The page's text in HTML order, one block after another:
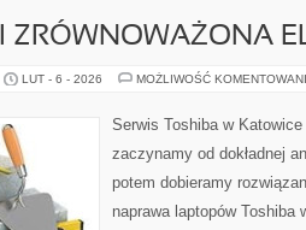
ZRÓWNOWAŻONA
LUT - 6 - 2026 MOŻLIWOŚĆ
Serwis Toshiba w
zaczynamy od dokładnej
potem dobieramy
naprawa laptopów Toshiba